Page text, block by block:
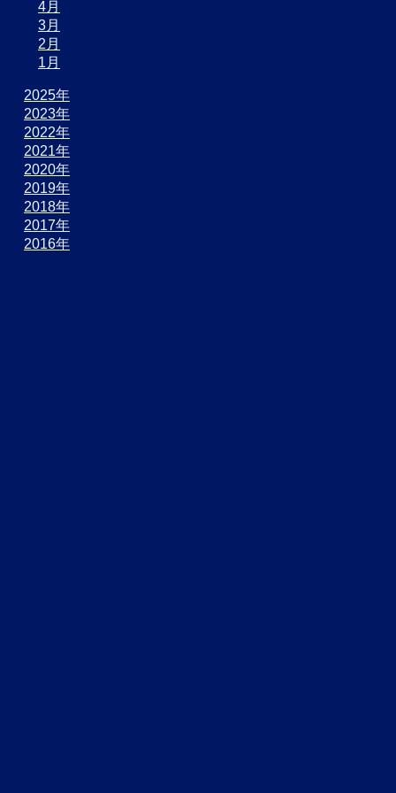
4月
3月
2月
1月
2025年
2023年
2022年
2021年
2020年
2019年
2018年
2017年
2016年